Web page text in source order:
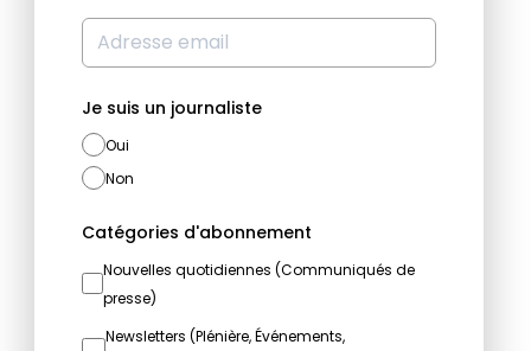
Je suis un journaliste
Oui
Non
Catégories d'abonnement
Nouvelles quotidiennes (Communiqués de
presse)
Newsletters (Plénière, Événements,